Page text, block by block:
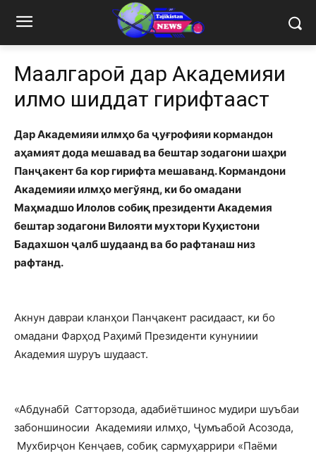
Маҳалгароӣ дар Академияи
илмҳо шиддат гирифтааст
Дар Академияи илмҳо ба ҷуғрофияи кормандон
аҳамият дода мешавад ва бештар зодагони шаҳри
Панҷакент ба кор гирифта мешаванд. Кормандони
Академияи илмҳо мегўянд, ки бо омадани
Маҳмадшо Илолов собиқ президенти Академия
бештар зодагони Вилояти мухтори Куҳистони
Бадахшон ҷалб шудаанд ва бо рафтанаш низ
рафтанд.
Акнун давраи кланҳои Панҷакент расидааст, ки бо
омадани Фарҳод Раҳимӣ Президенти кунуниии
Академия шуруъ шудааст.
«Абдунабӣ Сатторзода, адабиётшинос мудири шуъбаи
забоншиносии Академияи илмҳо, Ҷумъабой Асозода,
Мухбирҷон Кенҷаев, собиқ сармуҳаррири «Паёми